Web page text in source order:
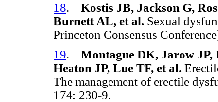
18. Kostis JB, Jackson G,
Burnett AL, et al. Sexual
Princeton Consensus
19. Montague DK, Jarow
Heaton JP, Lue TF, et al.
The management of erectile
174: 230-9.